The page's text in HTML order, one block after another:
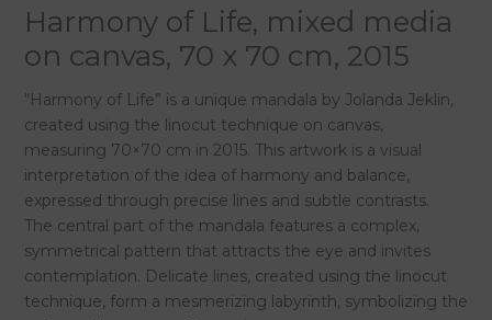
Harmony of Life, mixed media
on canvas, 70 x 70 cm, 2015
“Harmony of Life” is a unique mandala by Jolanda Jeklin,
created using the linocut technique on canvas,
measuring 70×70 cm in 2015. This artwork is a visual
interpretation of the idea of harmony and balance,
expressed through precise lines and subtle contrasts.
The central part of the mandala features a complex,
symmetrical pattern that attracts the eye and invites
contemplation. Delicate lines, created using the linocut
technique, form a mesmerizing labyrinth, symbolizing the
mixed
media
canvas,
70
x
70
cm,
2015
quantity